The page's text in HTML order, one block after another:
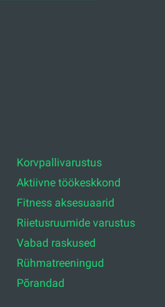
Korvpallivarustus
Aktiivne töökeskkond
Fitness aksesuaarid
Riietusruumide varustus
Vabad raskused
Rühmatreeningud
Põrandad